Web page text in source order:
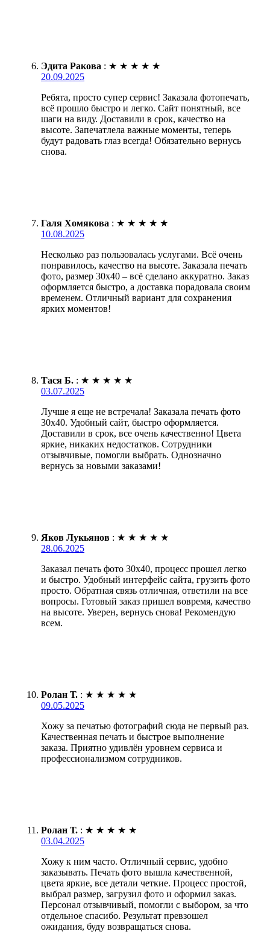
Эдита Ракова : ★ ★ ★ ★ ★
20.09.2025
Ребята, просто супер сервис! Заказала фотопечать,
всё прошло быстро и легко. Сайт понятный, все
шаги на виду. Доставили в срок, качество на
высоте. Запечатлела важные моменты, теперь
будут радовать глаз всегда! Обязательно вернусь
снова.
Галя Хомякова : ★ ★ ★ ★ ★
10.08.2025
Несколько раз пользовалась услугами. Всё очень
понравилось, качество на высоте. Заказала печать
фото, размер 30х40 – всё сделано аккуратно. Заказ
оформляется быстро, а доставка порадовала своим
временем. Отличный вариант для сохранения
ярких моментов!
Тася Б. : ★ ★ ★ ★ ★
03.07.2025
Лучше я еще не встречала! Заказала печать фото
30х40. Удобный сайт, быстро оформляется.
Доставили в срок, все очень качественно! Цвета
яркие, никаких недостатков. Сотрудники
отзывчивые, помогли выбрать. Однозначно
вернусь за новыми заказами!
Яков Лукьянов : ★ ★ ★ ★ ★
28.06.2025
Заказал печать фото 30х40, процесс прошел легко
и быстро. Удобный интерфейс сайта, грузить фото
просто. Обратная связь отличная, ответили на все
вопросы. Готовый заказ пришел вовремя, качество
на высоте. Уверен, вернусь снова! Рекомендую
всем.
Ролан Т. : ★ ★ ★ ★ ★
09.05.2025
Хожу за печатью фотографий сюда не первый раз.
Качественная печать и быстрое выполнение
заказа. Приятно удивлён уровнем сервиса и
профессионализмом сотрудников.
Ролан Т. : ★ ★ ★ ★ ★
03.04.2025
Хожу к ним часто. Отличный сервис, удобно
заказывать. Печать фото вышла качественной,
цвета яркие, все детали четкие. Процесс простой,
выбрал размер, загрузил фото и оформил заказ.
Персонал отзывчивый, помогли с выбором, за что
отдельное спасибо. Результат превзошел
ожидания, буду возвращаться снова.